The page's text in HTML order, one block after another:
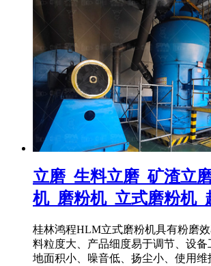
立磨_生料立磨_矿渣立
机_磨粉机_立式磨粉机_
桂林鸿程HLM立式磨粉机具有粉磨
料粒度大、产品细度易于调节、设备
地面积小、噪音低、扬尘小、使用维